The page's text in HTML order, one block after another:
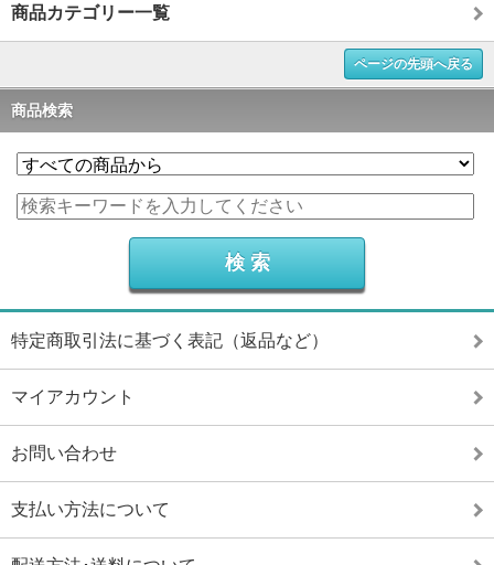
商品カテゴリー一覧
ページの先頭へ戻る
商品検索
特定商取引法に基づく表記（返品など）
マイアカウント
お問い合わせ
支払い方法について